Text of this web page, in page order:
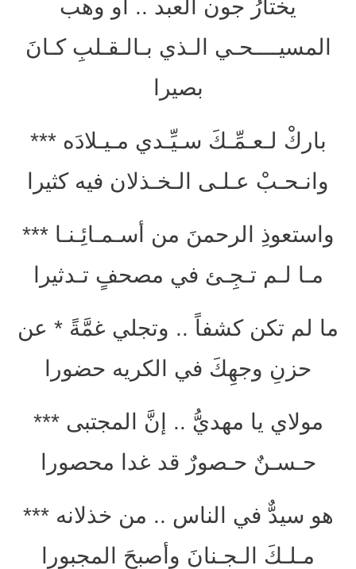
يختارُ جون العبد .. أو وهب
المسيــــحـي الـذي بـالـقـلبِ كـانَ
بصيرا
باركْ لـعـمِّـكَ سـيِّـدي مـيـلادَه ***
وانـحـبْ عـلـى الـخـذلان فيه كثيرا
واستعوذِ الرحمنَ من أسـمـائِـنـا ***
مـا لـم تـجِـئ في مصحفٍ تـدثيرا
ما لم تكن كشفاً .. وتجلي غمَّةً * عن
حزنِ وجهِكَ في الكريه حضورا
مولاي يا مهديُّ .. إنَّ المجتبى ***
حـسـنٌ حـصورٌ قد غدا محصورا
هو سيدٌّ في الناس .. من خذلانه ***
مـلـكَ الـجـنانَ وأصبحَ المجبورا